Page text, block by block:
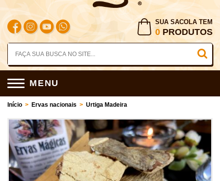
SUA SACOLA TEM
0 PRODUTOS
MENU
Início > Ervas nacionais > Urtiga Madeira